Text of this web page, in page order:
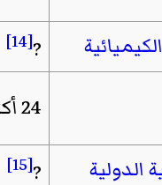
?
[14]
24 أكتوبر 1945
الدولية ?
[15]